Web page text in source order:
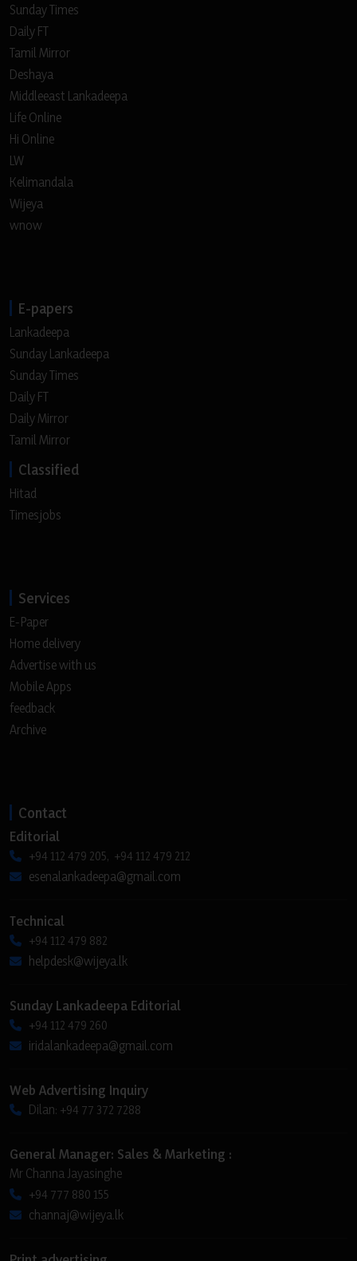
Sunday Times
Daily FT
Tamil Mirror
Deshaya
Middleeast Lankadeepa
Life Online
Hi Online
LW
Kelimandala
Wijeya
wnow
E-papers
Lankadeepa
Sunday Lankadeepa
Sunday Times
Daily FT
Daily Mirror
Tamil Mirror
Classified
Hitad
Timesjobs
Services
E-Paper
Home delivery
Advertise with us
Mobile Apps
feedback
Archive
Contact
Editorial
+94 112 479 205, +94 112 479 212
esenalankadeepa@gmail.com
Technical
+94 112 479 882
helpdesk@wijeya.lk
Sunday Lankadeepa Editorial
+94 112 479 260
iridalankadeepa@gmail.com
Web Advertising Inquiry
Dilan: +94 77 372 7288
General Manager: Sales & Marketing :
Mr Channa Jayasinghe
+94 777 880 155
channaj@wijeya.lk